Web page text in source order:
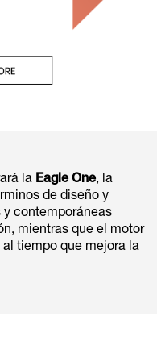
la Eagle One, la
de diseño y
contemporáneas
mientras que el motor
tiempo que mejora la